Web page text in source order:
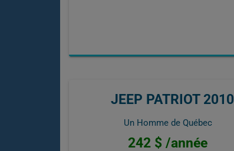
JEEP PATRIOT 2010
Un Homme de Québec
242 $ /année